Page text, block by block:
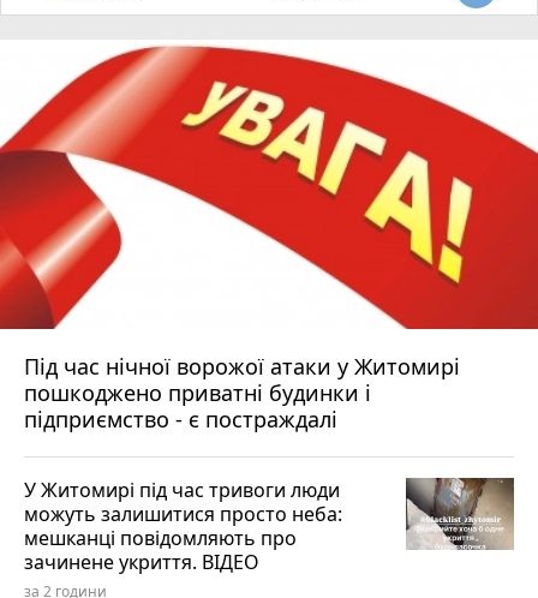
Під час нічної ворожої атаки у Житомирі
пошкоджено приватні будинки і
підприємство - є постраждалі
У Житомирі під час тривоги люди
можуть залишитися просто неба:
мешканці повідомляють про
зачинене укриття. ВІДЕО
за 2 години